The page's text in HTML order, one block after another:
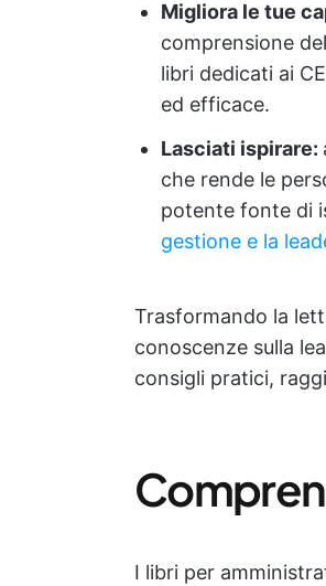
Migliora le tue
comprensione
libri dedicati ai
ed efficace.
Lasciati ispirare:
che rende le
potente fonte di
gestione e la
Trasformando la
conoscenze sulla
consigli pratici,
I libri per